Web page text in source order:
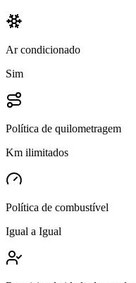
Ar condicionado
Sim
Política de quilometragem
Km ilimitados
Política de combustível
Igual a Igual